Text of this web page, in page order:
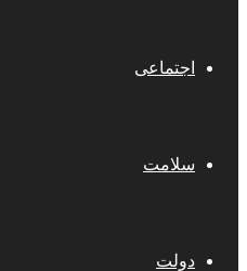
اجتماعی
سلامت
دولت